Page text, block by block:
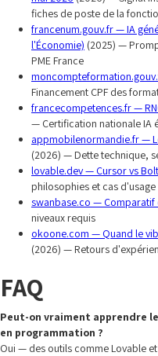
fiches de poste de la
francenum.gouv.fr — IA
l'Économie) (2025) —
PME France
Financement CPF des
francecompetences.fr —
— Certification nationale IA
appmobilenormandie.fr —
(2026) — Dette technique,
lovable.dev — Cursor vs
philosophies et cas d'usage
swanbase.co —
niveaux requis
okoone.com — Quand le
(2026) — Retours
FAQ
Peut-on vraiment apprendre
en programmation ?
Oui — des outils comme Lovable